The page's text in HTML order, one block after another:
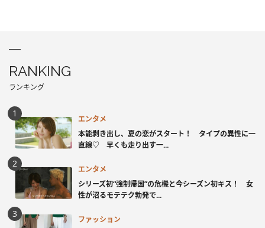
RANKING
ランキング
エンタメ
本能剥き出し、夏の恋がスタート！ タイプの異性に一
直線♡ 早くも走り出す一...
エンタメ
シリーズ初“強制帰国”の危機と今シーズン初キス！ 女
性が沼るモテテク勃発で...
ファッション